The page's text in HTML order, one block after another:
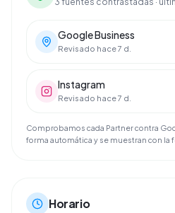
Google Business
Revisado hace 7 d.
Instagram
Revisado hace 7 d.
Comprobamos cada Partner contra
forma automática y se muestran con la
Horario